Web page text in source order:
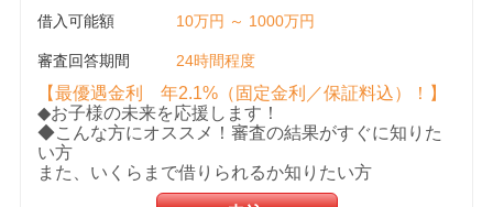
借入可能額 10万円 ～ 1000万円
審査回答期間 24時間程度
【最優遇金利 年2.1%（固定金利／保証料込）！】
◆お子様の未来を応援します！
◆こんな方にオススメ！審査の結果がすぐに知りた
い方
また、いくらまで借りられるか知りたい方